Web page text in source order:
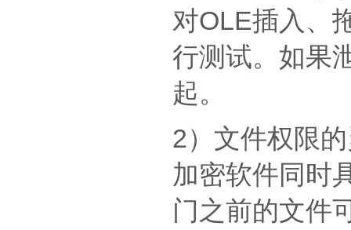
对OLE插入、
行测试。如果
起。
2）文件权限
加密软件同时
门之前的文件